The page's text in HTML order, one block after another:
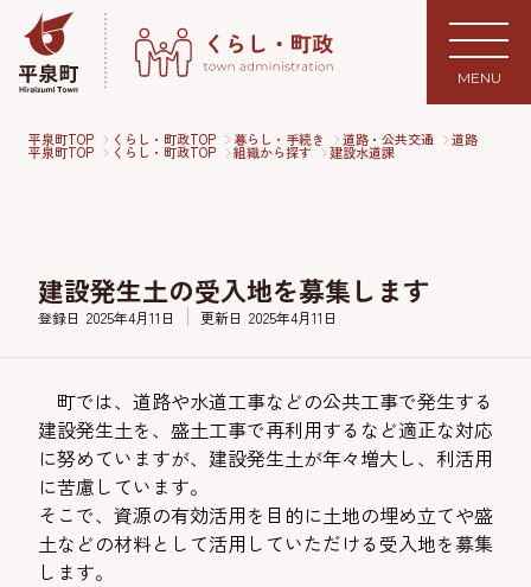
MENU
平泉町TOP くらし・町政TOP 暮らし・手続き 道路・公共交通 道路
平泉町TOP くらし・町政TOP 組織から探す 建設水道課
建設発生土の受入地を募集します
登録日 2025年4月11日 更新日 2025年4月11日
町では、道路や水道工事などの公共工事で発生する
建設発生土を、盛土工事で再利用するなど適正な対応
に努めていますが、建設発生土が年々増大し、利活用
に苦慮しています。
そこで、資源の有効活用を目的に土地の埋め立てや盛
土などの材料として活用していただける受入地を募集
します。